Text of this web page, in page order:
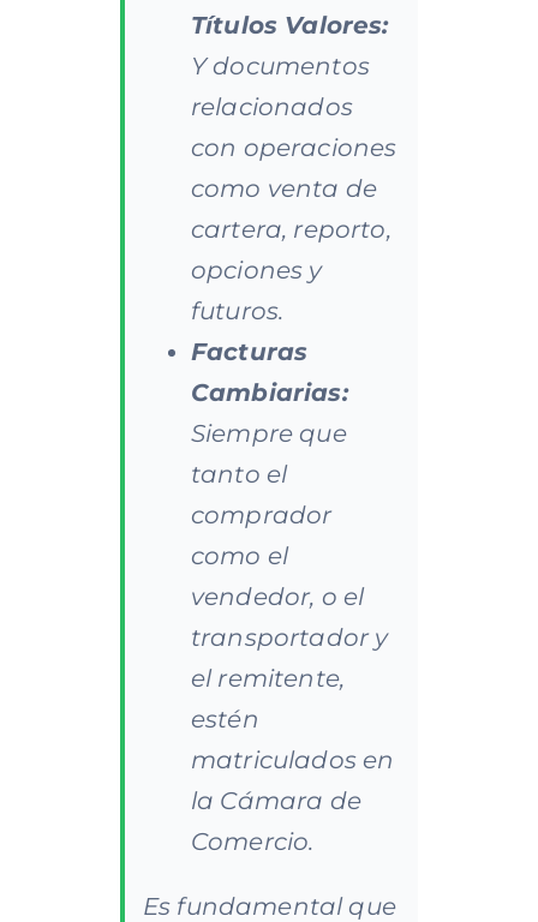
Títulos Valores:
Y documentos
relacionados
con operaciones
como venta de
cartera, reporto,
opciones y
futuros.
Facturas
Cambiarias:
Siempre que
tanto el
comprador
como el
vendedor, o el
transportador y
el remitente,
estén
matriculados en
la Cámara de
Comercio.
Es fundamental que